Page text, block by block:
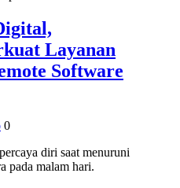
Layanan
Software
0